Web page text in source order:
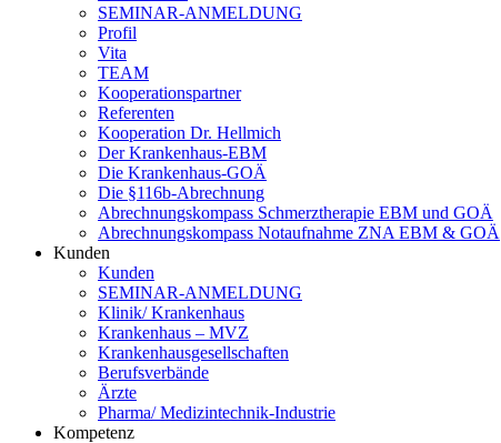
SEMINAR-ANMELDUNG
Profil
Vita
TEAM
Kooperationspartner
Referenten
Kooperation Dr. Hellmich
Der Krankenhaus-EBM
Die Krankenhaus-GOÄ
Die §116b-Abrechnung
Abrechnungskompass Schmerztherapie EBM und GOÄ
Abrechnungskompass Notaufnahme ZNA EBM & GOÄ
Kunden
Kunden
SEMINAR-ANMELDUNG
Klinik/ Krankenhaus
Krankenhaus – MVZ
Krankenhausgesellschaften
Berufsverbände
Ärzte
Pharma/ Medizintechnik-Industrie
Kompetenz